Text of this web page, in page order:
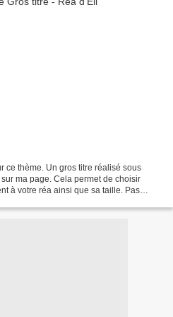
ce thème. Un gros titre réalisé sous
ma page. Cela permet de choisir
à votre réa ainsi que sa taille. Pas